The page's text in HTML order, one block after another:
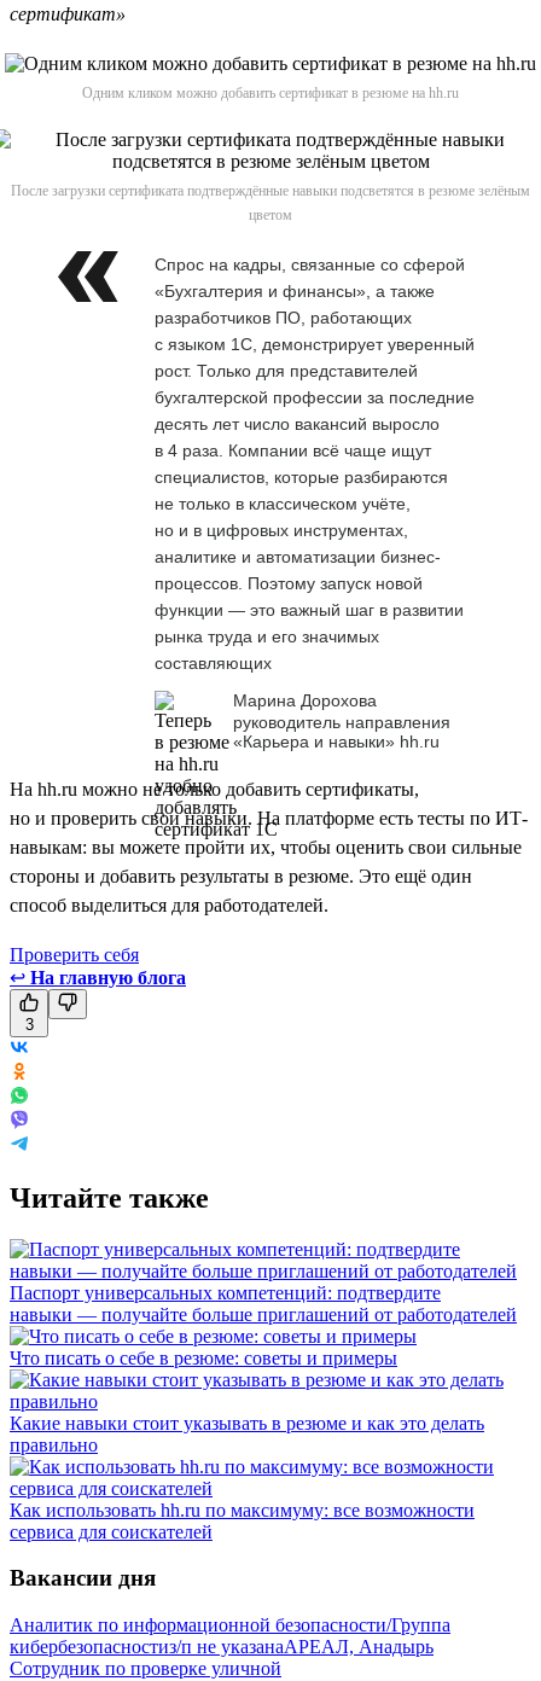
сертификат»
Одним кликом можно добавить сертификат в резюме на hh.ru
После загрузки сертификата подтверждённые навыки подсветятся в резюме зелёным
цветом
Спрос на кадры, связанные со сферой
«Бухгалтерия и финансы», а также
разработчиков ПО, работающих
с языком 1С, демонстрирует уверенный
рост. Только для представителей
бухгалтерской профессии за последние
десять лет число вакансий выросло
в 4 раза. Компании всё чаще ищут
специалистов, которые разбираются
не только в классическом учёте,
но и в цифровых инструментах,
аналитике и автоматизации бизнес-
процессов. Поэтому запуск новой
функции — это важный шаг в развитии
рынка труда и его значимых
составляющих
Марина Дорохова
руководитель направления
«Карьера и навыки» hh.ru
На hh.ru можно не только добавить сертификаты,
но и проверить свои навыки. На платформе есть тесты по ИТ-
навыкам: вы можете пройти их, чтобы оценить свои сильные
стороны и добавить результаты в резюме. Это ещё один
способ выделиться для работодателей.
Проверить себя
↩ На главную блога
3
Читайте также
Паспорт универсальных компетенций: подтвердите
навыки — получайте больше приглашений от работодателей
Что писать о себе в резюме: советы и примеры
Какие навыки стоит указывать в резюме и как это делать
правильно
Как использовать hh.ru по максимуму: все возможности
сервиса для соискателей
Вакансии дня
Аналитик по информационной безопасности/Группа
кибербезопасностиз/п не указанаАРЕАЛ, Анадырь
Сотрудник по проверке уличной